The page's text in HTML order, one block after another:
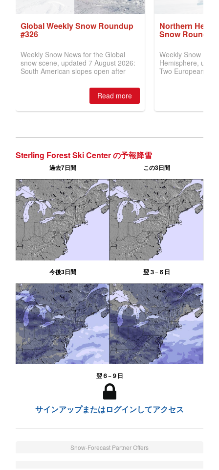
Sterling Forest Ski Center の予報降雪
過去7日間 この3日間
今後3日間 翌３−６日
翌６−９日
サインアップまたはログインしてアクセス
Snow-Forecast Partner Offers